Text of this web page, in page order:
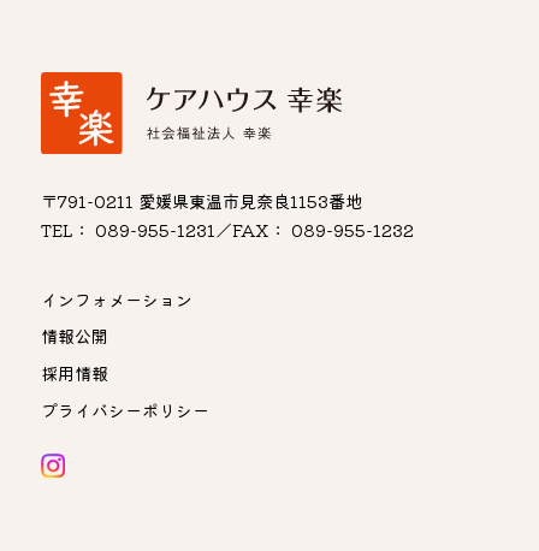
〒791-0211 愛媛県東温市見奈良1153番地
TEL： 089-955-1231／FAX： 089-955-1232
インフォメーション
情報公開
採用情報
プライバシーポリシー